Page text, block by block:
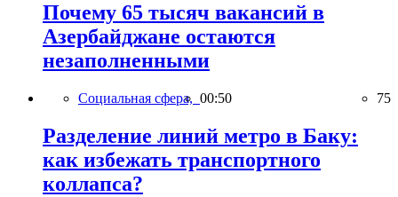
Почему 65 тысяч вакансий в
Азербайджане остаются
незаполненными
Социальная сфера, 00:50 75
Разделение линий метро в Баку:
как избежать транспортного
коллапса?